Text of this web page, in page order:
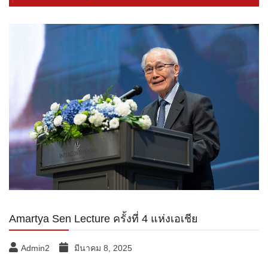
Amartya Sen Lecture ครั้งที่ 4 แห่งเอเชีย
Admin2 มีนาคม 8, 2025